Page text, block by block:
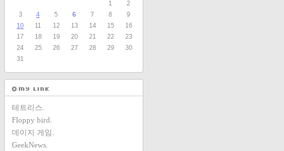
1
2
3
4 5 6 7 8
9
10
11 12 13 14 15
16
17
18 19 20 21 22
23
24
25 26 27 28 29
30
31
테트리스.
Floppy bird.
데이지 게임.
GeekNews.